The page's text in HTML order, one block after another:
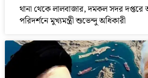
থানা থেকে লালবাজার, দমকল সদর
পরিদর্শনে মুখ্যমন্ত্রী শুভেন্দু অধিকারী